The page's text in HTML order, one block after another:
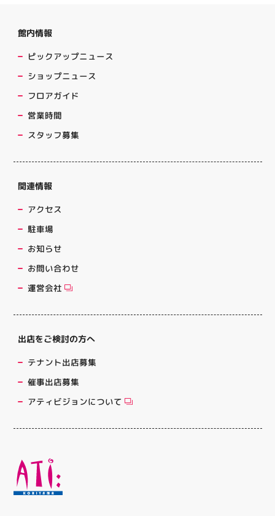
館内情報
ピックアップニュース
ショップニュース
フロアガイド
営業時間
スタッフ募集
関連情報
アクセス
駐車場
お知らせ
お問い合わせ
運営会社
出店をご検討の方へ
テナント出店募集
催事出店募集
アティビジョンについて